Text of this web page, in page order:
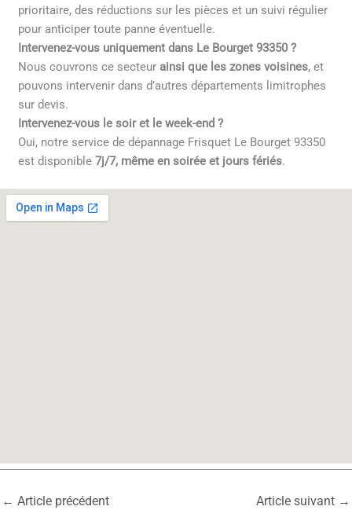
prioritaire, des réductions sur les pièces et un suivi régulier
pour anticiper toute panne éventuelle.
Intervenez-vous uniquement dans Le Bourget 93350 ?
Nous couvrons ce secteur ainsi que les zones voisines, et
pouvons intervenir dans d’autres départements limitrophes
sur devis.
Intervenez-vous le soir et le week-end ?
Oui, notre service de dépannage Frisquet Le Bourget 93350
est disponible7j/7, même en soirée et jours fériés.
← Article précédent Article suivant →